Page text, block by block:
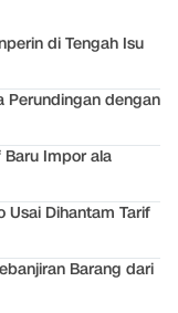
di Tengah Isu
Perundingan dengan
Baru Impor ala
Usai Dihantam Tarif
Barang dari